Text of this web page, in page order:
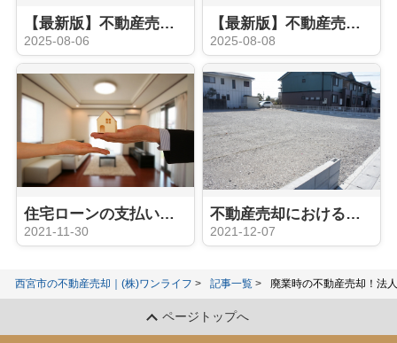
【最新版】不動産売却の際に相続や税金などの相談はどこにする？気になる費用もご紹介
2025-08-06
【最新版】不動産売却時の媒介契約とは？種類やおすすめのタイプをご紹介
2025-08-08
住宅ローンの支払いに困ったら検討すべき不動産の任意売却とは？
2021-11-30
不動産売却における土地の譲渡とは？「贈与」や「相続」との違いをご紹介！
2021-12-07
西宮市の不動産売却｜(株)ワンライフ 記事一覧 廃業時の不動産売却！法
ページトップへ